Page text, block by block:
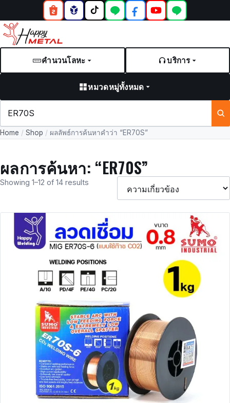
คำนวนโลหะ บริการ
หมวดหมู่ทั้งหมด
และ
Home / Shop / ผลลัพธ์การค้นหาคำว่า “ER70S”
ผลการค้นหา: “ER70S”
Showing 1–12 of 14 results